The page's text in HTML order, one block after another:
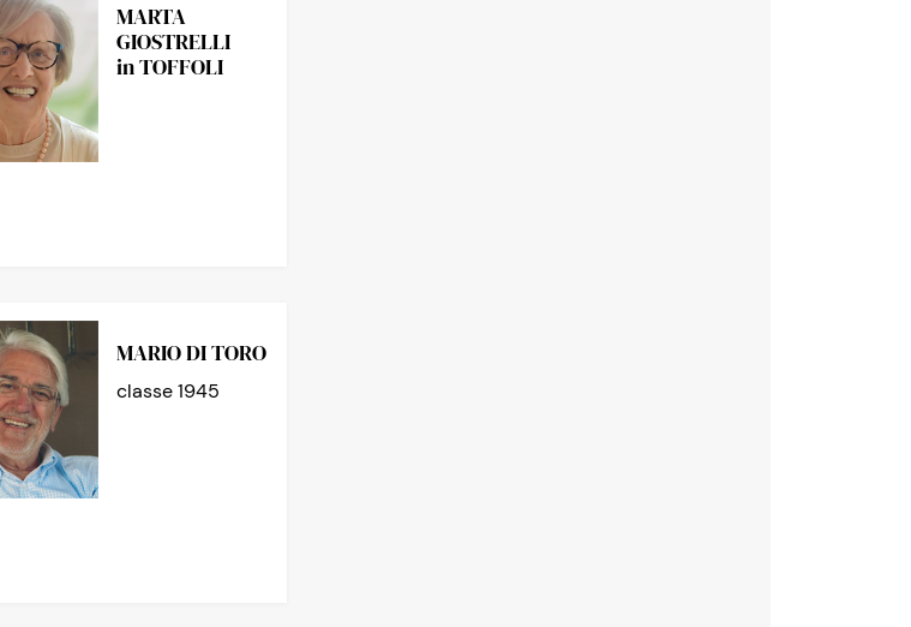
MARTA
GIOSTRELLI
in TOFFOLI
MARIO DI TORO
classe 1945